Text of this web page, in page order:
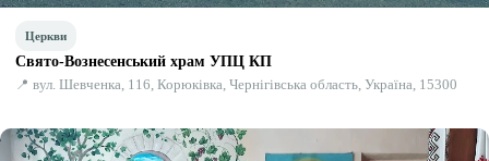
Церкви
Свято-Вознесенський храм УПЦ КП
📍 вул. Шевченка, 116, Корюківка, Чернігівська область, Україна, 15300